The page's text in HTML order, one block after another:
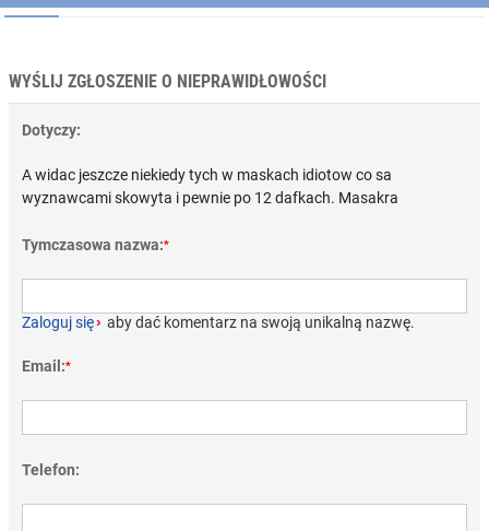
WYŚLIJ ZGŁOSZENIE O NIEPRAWIDŁOWOŚCI
Dotyczy:
A widac jeszcze niekiedy tych w maskach idiotow co sa
wyznawcami skowyta i pewnie po 12 dafkach. Masakra
Tymczasowa nazwa:*
Zaloguj się› aby dać komentarz na swoją unikalną nazwę.
Email:*
Telefon: